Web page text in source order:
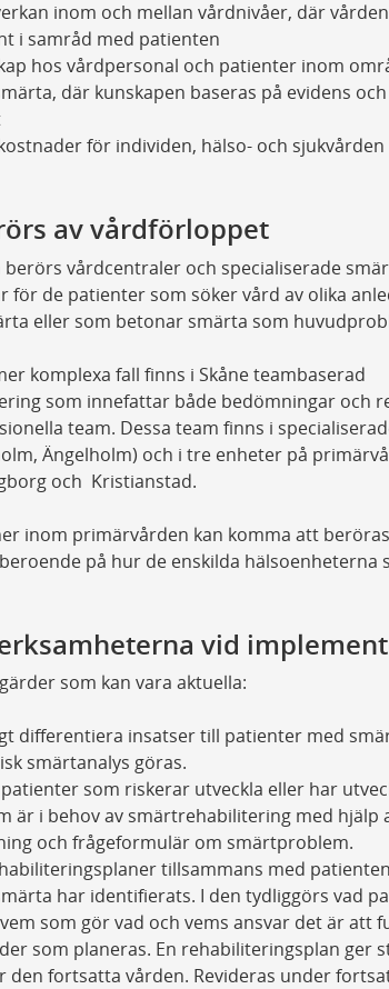
inom och mellan vårdnivåer, där
i samråd med patienten
hos vårdpersonal och patienter inom
där kunskapen baseras på evidens
för individen, hälso- och sjukvården
av vårdförloppet
berörs vårdcentraler och specialiserade
för de patienter som söker vård av olika
eller som betonar smärta som
komplexa fall finns i Skåne teambaserad
som innefattar både bedömningar och
team. Dessa team finns i
Ängelholm) och i tre enheter på
och Kristianstad.
inom primärvården kan komma att
på hur de enskilda hälsoenheterna
vid
som kan vara aktuella:
differentiera insatser till patienter med
smärtanalys göras.
som riskerar utveckla eller har
är i behov av smärtrehabilitering med hjälp
och frågeformulär om smärtproblem.
tillsammans med
har identifierats. I den tydliggörs vad
som gör vad och vems ansvar det är att
som planeras. En rehabiliteringsplan ger
den fortsatta vården. Revideras under